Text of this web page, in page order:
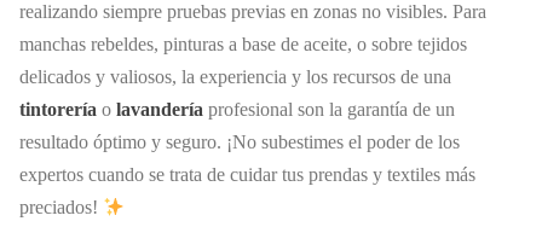
realizando siempre pruebas previas en zonas no visibles. Para
manchas rebeldes, pinturas a base de aceite, o sobre tejidos
delicados y valiosos, la experiencia y los recursos de una
tintorería o lavandería profesional son la garantía de un
resultado óptimo y seguro. ¡No subestimes el poder de los
expertos cuando se trata de cuidar tus prendas y textiles más
preciados!